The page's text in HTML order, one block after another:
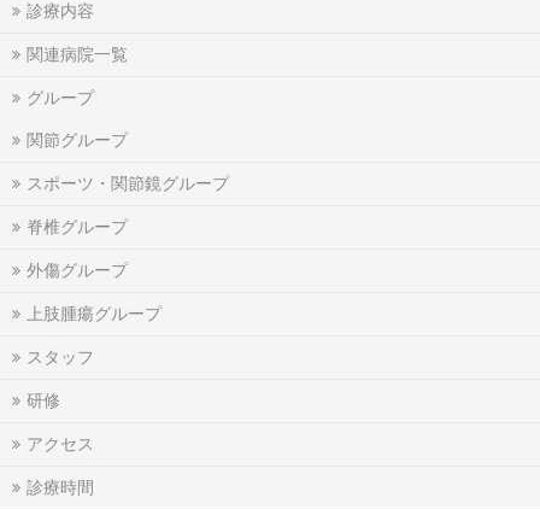
診療内容
関連病院一覧
グループ
関節グループ
スポーツ・関節鏡グループ
脊椎グループ
外傷グループ
上肢腫瘍グループ
スタッフ
研修
アクセス
診療時間